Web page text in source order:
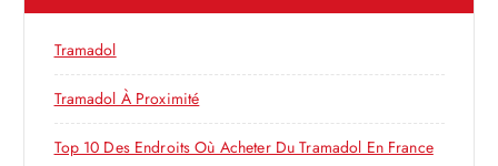
dc
e
r
:
Tramadol
Tramadol À Proximité
Top 10 Des Endroits Où Acheter Du Tramadol En France